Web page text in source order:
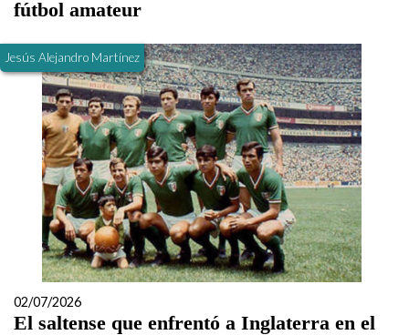
fútbol amateur
Jesús Alejandro Martínez
02/07/2026
El saltense que enfrentó a Inglaterra en el